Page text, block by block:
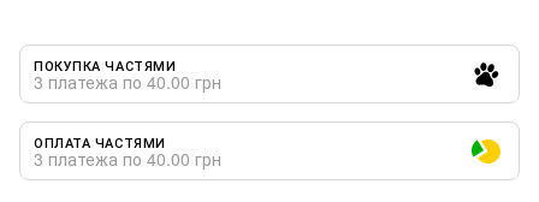
ПОКУПКА ЧАСТЯМИ
3 платежа по 40.00 грн
ОПЛАТА ЧАСТЯМИ
3 платежа по 40.00 грн